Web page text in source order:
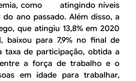
como atingindo níveis
ano passado. Além disso, a
que atingiu 13,8% em 2020
baixou para 7,9% no final de
taxa de participação, obtida a
a força de trabalho e o
em idade para trabalhar,